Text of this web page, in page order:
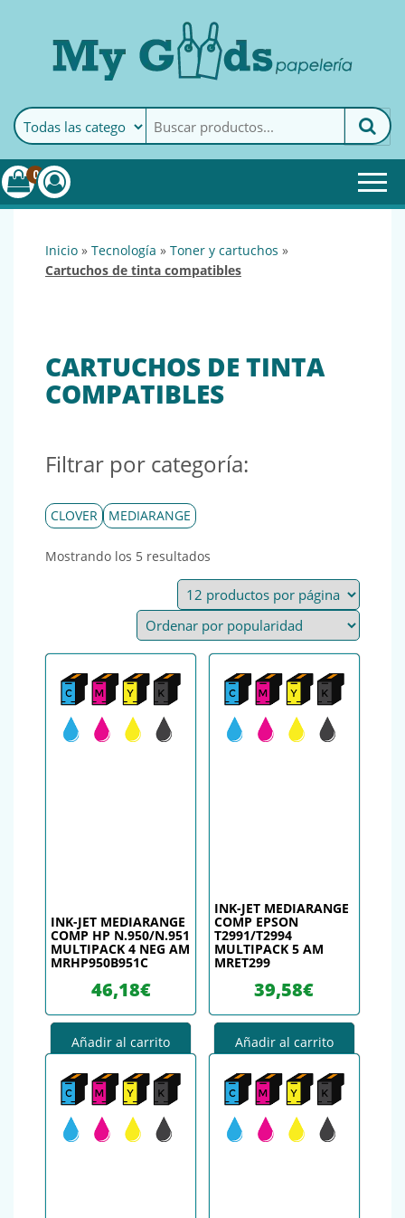
MyGoods · PapeleríaMy Goods es tu papelería
online de confianza. Podrás
encontrar todo lo necesario
0
inicio » tecnología » toner y cartuchos »
cartuchos de tinta compatibles
CARTUCHOS DE TINTA
COMPATIBLES
Filtrar por categoría:
CLOVER MEDIARANGE
Mostrando los 5 resultados
INK-JET MEDIARANGE
COMP HP N.950/N.951
MULTIPACK 4 NEG AM
MRHP950B951C
46,18€
Añadir al carrito
INK-JET MEDIARANGE
COMP EPSON
T2991/T2994
MULTIPACK 5 AM
MRET299
39,58€
Añadir al carrito